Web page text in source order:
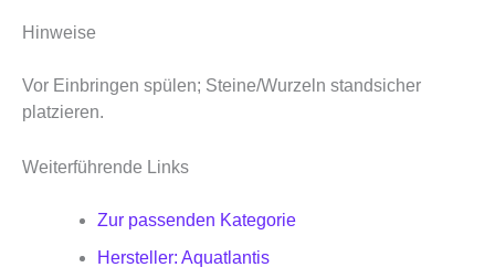
Hinweise
Vor Einbringen spülen; Steine/Wurzeln standsicher
platzieren.
Weiterführende Links
Zur passenden Kategorie
Hersteller: Aquatlantis